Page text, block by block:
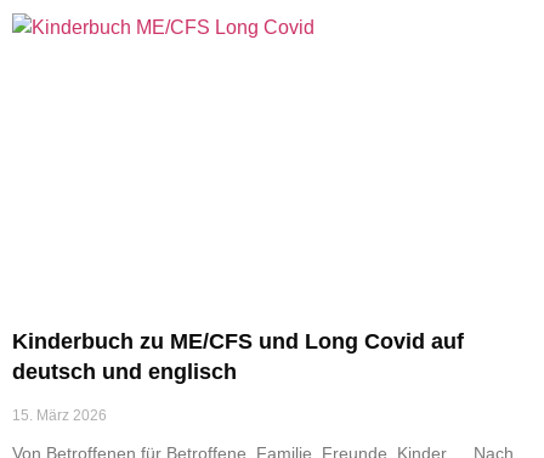
Kinderbuch zu ME/CFS und Long Covid auf
deutsch und englisch
15. März 2026
Von Betroffenen für Betroffene, Familie, Freunde, Kinder … Nach